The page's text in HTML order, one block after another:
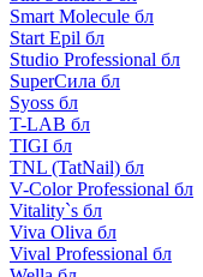
Smart Molecule бл
Start Epil бл
Studio Professional бл
SuperСила бл
Syoss бл
T-LAB бл
TIGI бл
TNL (TatNail) бл
V-Color Professional бл
Vitality`s бл
Viva Oliva бл
Vival Professional бл